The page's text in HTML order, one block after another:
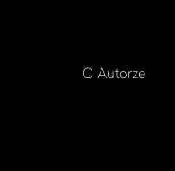
O Autorze